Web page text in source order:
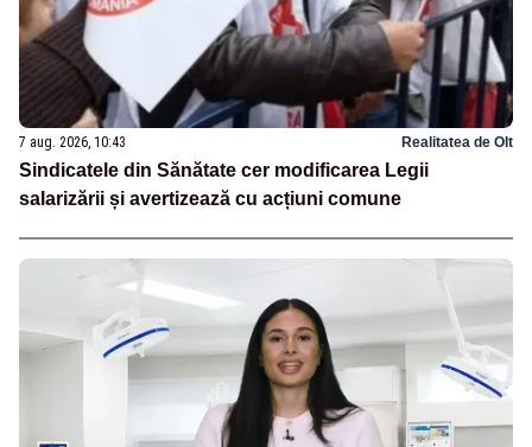
7 aug. 2026, 10:43 Realitatea de Olt
Sindicatele din Sănătate cer modificarea Legii
salarizării și avertizează cu acțiuni comune